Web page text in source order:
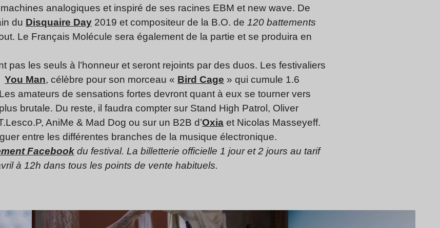
analogiques et inspiré de ses racines EBM et new wave. De
du Disquaire Day 2019 et compositeur de la B.O. de 120 battements
Le Français Molécule sera également de la partie et se produira en
pas les seuls à l’honneur et seront rejoints par des duos. Les festivaliers
You Man, célèbre pour son morceau « Bird Cage » qui cumule 1.6
amateurs de sensations fortes devront quant à eux se tourner vers
brutale. Du reste, il faudra compter sur Stand High Patrol, Oliver
AniMe & Mad Dog ou sur un B2B d’Oxia et Nicolas Masseyeff.
entre les différentes branches de la musique électronique.
Facebook du festival. La billetterie officielle 1 jour et 2 jours au tarif
à 12h dans tous les points de vente habituels.
Lire l’article